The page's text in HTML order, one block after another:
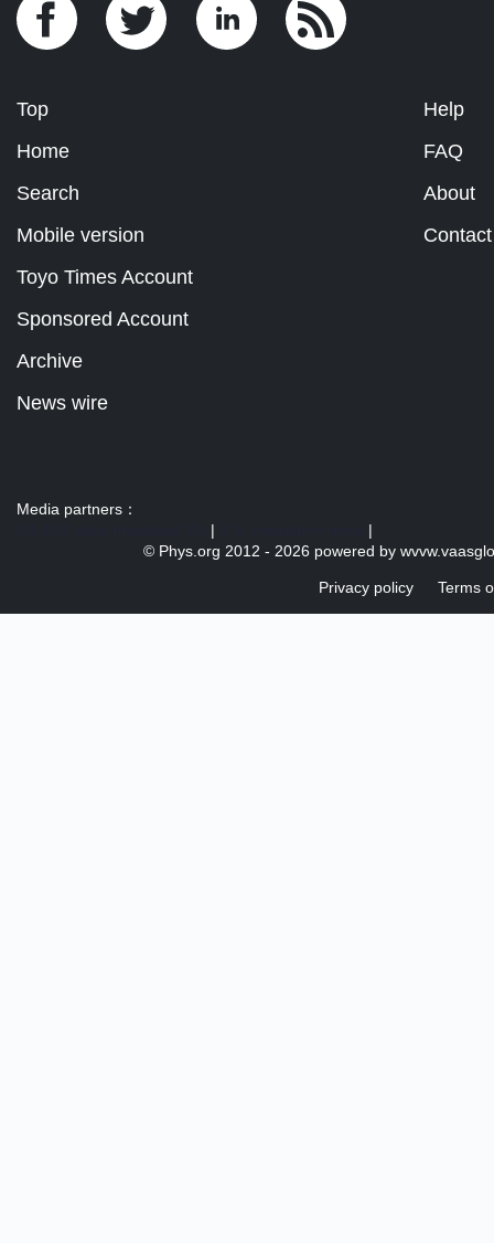
Top
Home
Search
Mobile version
Help
FAQ
About
Contact
Toyo Times Account
Sponsored Account
Archive
News wire
Media partners：
|
|
© Phys.org 2012 - 2026 powered by
Privacy policy Terms